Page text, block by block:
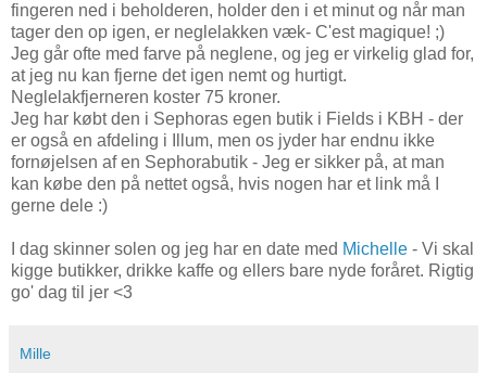
fingeren ned i beholderen, holder den i et minut og når man
tager den op igen, er neglelakken væk- C'est magique! ;)
Jeg går ofte med farve på neglene, og jeg er virkelig glad for,
at jeg nu kan fjerne det igen nemt og hurtigt.
Neglelakfjerneren koster 75 kroner.
Jeg har købt den i Sephoras egen butik i Fields i KBH - der
er også en afdeling i Illum, men os jyder har endnu ikke
fornøjelsen af en Sephorabutik - Jeg er sikker på, at man
kan købe den på nettet også, hvis nogen har et link må I
gerne dele :)
I dag skinner solen og jeg har en date med Michelle - Vi skal
kigge butikker, drikke kaffe og ellers bare nyde foråret. Rigtig
go' dag til jer <3
Mille